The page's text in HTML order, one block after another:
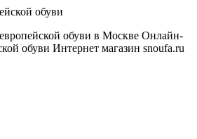
обуви
обуви в Москве Онлайн-
обуви Интернет магазин snoufa.ru